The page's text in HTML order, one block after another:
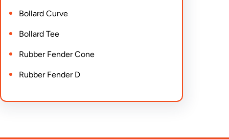
Bollard Curve
Bollard Tee
Rubber Fender Cone
Rubber Fender D